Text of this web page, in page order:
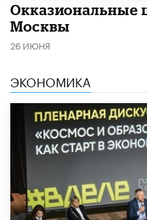
​Окказиональные
Москвы
26 ИЮНЯ
ЭКОНОМИКА